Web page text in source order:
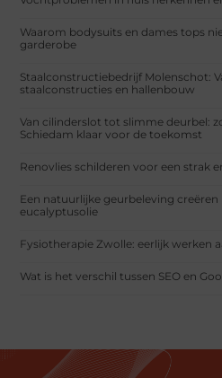
Waarom bodysuits en dames tops
garderobe
Staalconstructiebedrijf Molenschot:
staalconstructies en hallenbouw
Van cilinderslot tot slimme deurbel:
Schiedam klaar voor de toekomst
Renovlies schilderen voor een strak
Een natuurlijke geurbeleving
eucalyptusolie
Fysiotherapie Zwolle: eerlijk werken
Wat is het verschil tussen SEO en